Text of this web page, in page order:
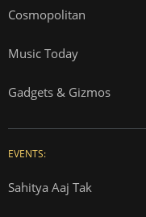
Cosmopolitan
Music Today
Gadgets & Gizmos
EVENTS:
Sahitya Aaj Tak